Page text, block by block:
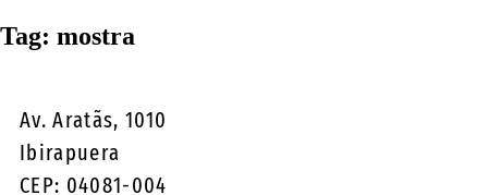
Tag: mostra
Av. Aratãs, 1010
Ibirapuera
CEP: 04081-004